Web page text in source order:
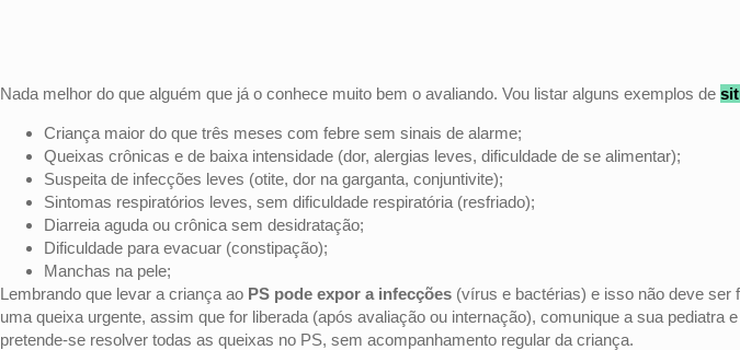
Nada melhor do que alguém que já o conhece muito bem o avaliando. Vou listar alguns exemplos de
Criança maior do que três meses com febre sem sinais de alarme;
Queixas crônicas e de baixa intensidade (dor, alergias leves, dificuldade de se alimentar);
Suspeita de infecções leves (otite, dor na garganta, conjuntivite);
Sintomas respiratórios leves, sem dificuldade respiratória (resfriado);
Diarreia aguda ou crônica sem desidratação;
Dificuldade para evacuar (constipação);
Manchas na pele;
Lembrando que levar a criança ao PS pode expor a infecções (vírus e bactérias) e isso não deve
uma queixa urgente, assim que for liberada (após avaliação ou internação), comunique a sua
pretende-se resolver todas as queixas no PS, sem acompanhamento regular da criança.